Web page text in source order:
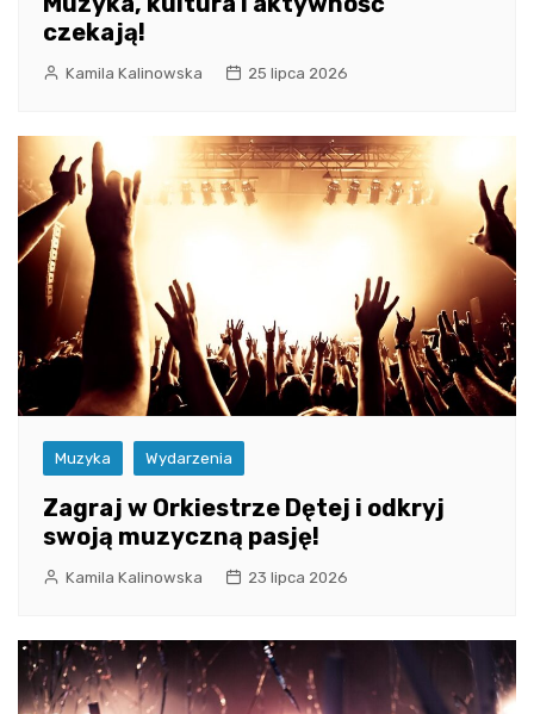
czekają!
Kamila Kalinowska 25 lipca 2026
Muzyka Wydarzenia
Zagraj w Orkiestrze Dętej i odkryj
swoją muzyczną pasję!
Kamila Kalinowska 23 lipca 2026